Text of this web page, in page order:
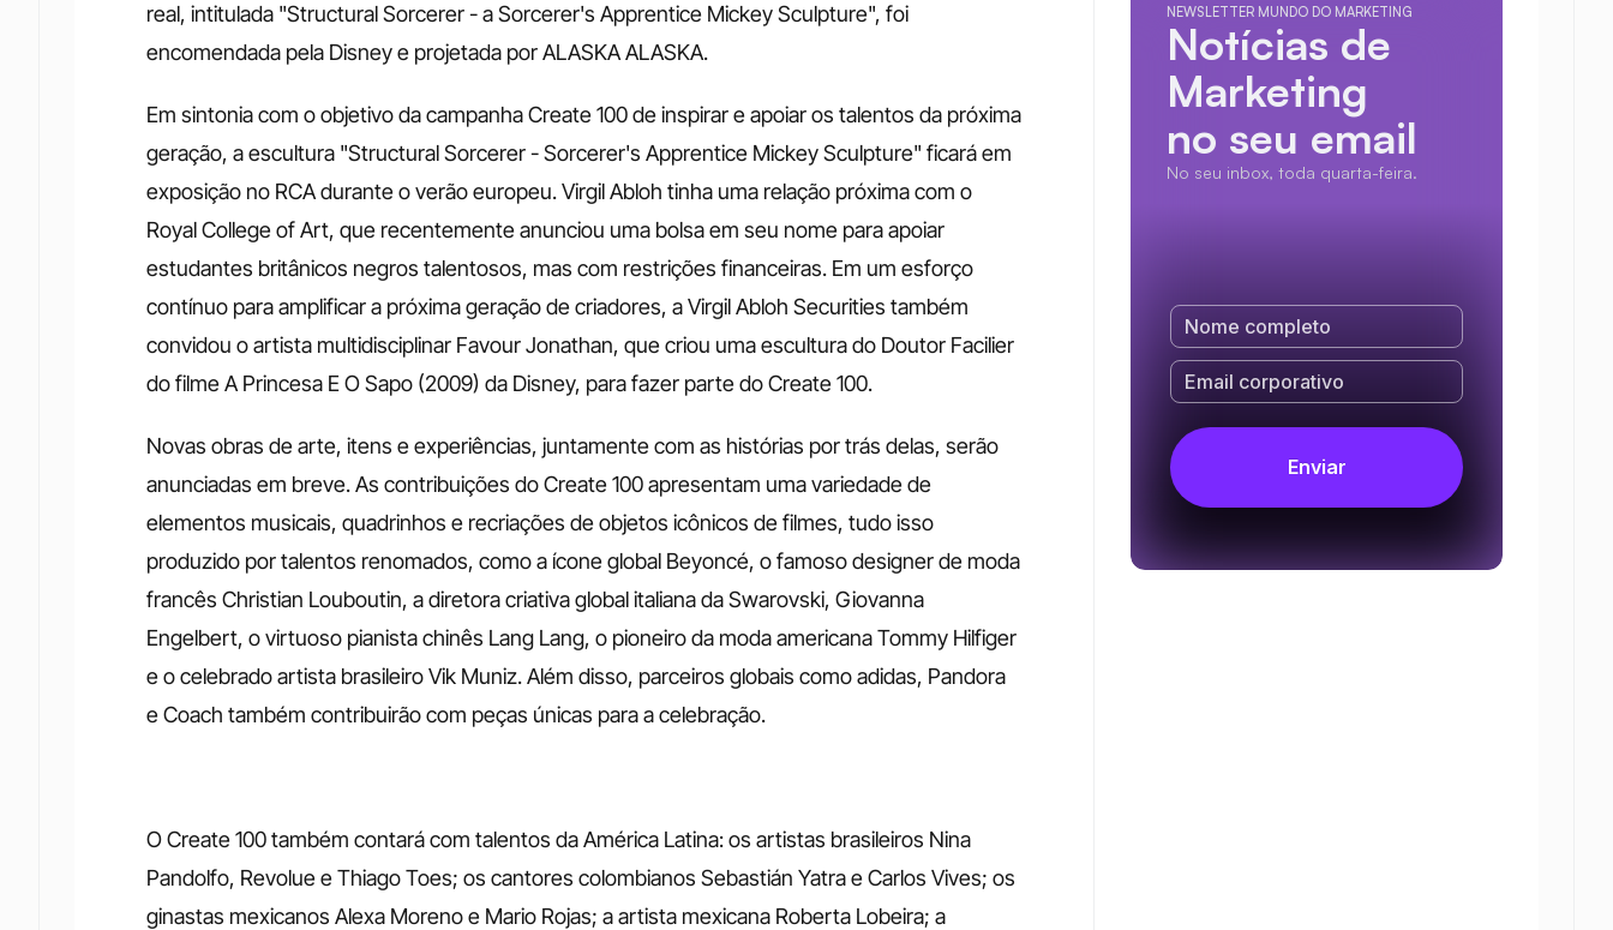
real, intitulada "Structural Sorcerer - a Sorcerer's Apprentice Mickey Sculpture", foi
encomendada pela Disney e projetada por ALASKA ALASKA.
Em sintonia com o objetivo da campanha Create 100 de inspirar e apoiar os talentos da próxima
geração, a escultura "Structural Sorcerer - Sorcerer's Apprentice Mickey Sculpture" ficará em
exposição no RCA durante o verão europeu. Virgil Abloh tinha uma relação próxima com o
Royal College of Art, que recentemente anunciou uma bolsa em seu nome para apoiar
estudantes britânicos negros talentosos, mas com restrições financeiras. Em um esforço
contínuo para amplificar a próxima geração de criadores, a Virgil Abloh Securities também
convidou o artista multidisciplinar Favour Jonathan, que criou uma escultura do Doutor Facilier
do filme A Princesa E O Sapo (2009) da Disney, para fazer parte do Create 100.
Novas obras de arte, itens e experiências, juntamente com as histórias por trás delas, serão
anunciadas em breve. As contribuições do Create 100 apresentam uma variedade de
elementos musicais, quadrinhos e recriações de objetos icônicos de filmes, tudo isso
produzido por talentos renomados, como a ícone global Beyoncé, o famoso designer de moda
francês Christian Louboutin, a diretora criativa global italiana da Swarovski, Giovanna
Engelbert, o virtuoso pianista chinês Lang Lang, o pioneiro da moda americana Tommy Hilfiger
e o celebrado artista brasileiro Vik Muniz. Além disso, parceiros globais como adidas, Pandora
e Coach também contribuirão com peças únicas para a celebração.
O Create 100 também contará com talentos da América Latina: os artistas brasileiros Nina
Pandolfo, Revolue e Thiago Toes; os cantores colombianos Sebastián Yatra e Carlos Vives; os
ginastas mexicanos Alexa Moreno e Mario Rojas; a artista mexicana Roberta Lobeira; a
NEWSLETTER MUNDO DO MARKETING
Notícias de
Marketing
no seu email
No seu inbox, toda quarta-feira.